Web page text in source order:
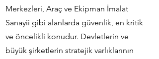
Merkezleri, Araç ve Ekipman İmalat
Sanayii gibi alanlarda güvenlik, en kritik
ve öncelikli konudur. Devletlerin ve
büyük şirketlerin stratejik varlıklarının